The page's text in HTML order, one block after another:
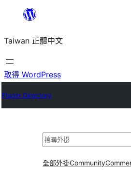
主
要
內
Taiwan 正體中文
取得 WordPress
Plugin Directory
搜
全部外掛Community